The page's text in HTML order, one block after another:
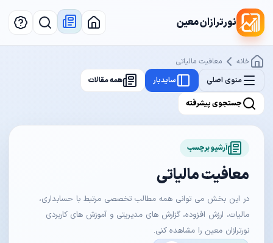
نورترازان معین
خانه
معافیت مالیاتی
منوی اصلی
سایدبار همه مقالات
جستجوی پیشرفته
آرشیو برچسب
معافیت مالیاتی
در این بخش می توانی همه مطالب تخصصی مرتبط با حسابداری،
مالیات، ارزش افزوده، گزارش های مدیریتی و آموزش های کاربردی
نورترازان معین را مشاهده کنی.